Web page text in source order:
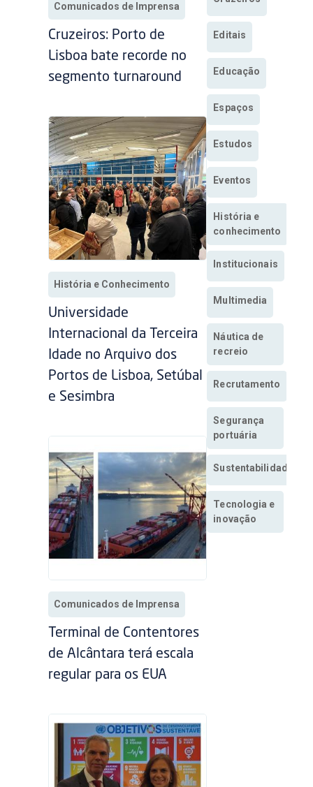
Comunicados de Imprensa
Cruzeiros: Porto de
Lisboa bate recorde no
segmento turnaround
História e Conhecimento
Universidade
Internacional da Terceira
Idade no Arquivo dos
Portos de Lisboa, Setúbal
e Sesimbra
Comunicados de Imprensa
Terminal de Contentores
de Alcântara terá escala
regular para os EUA
Editais
Educação
Espaços
Estudos
Eventos
História e
conhecimento
Institucionais
Multimedia
Náutica de
recreio
Recrutamento
Segurança
portuária
Sustentabilidade
Tecnologia e
inovação